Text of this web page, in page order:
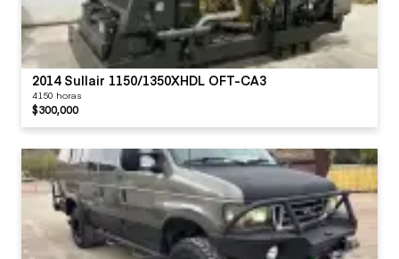
2014 Sullair 1150/1350XHDL OFT-CA3
4150 horas
$300,000